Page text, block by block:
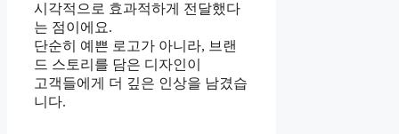
시각적으로 효과적하게 전달했다
는 점이에요.
단순히 예쁜 로고가 아니라, 브랜
드 스토리를 담은 디자인이
고객들에게 더 깊은 인상을 남겼습
니다.